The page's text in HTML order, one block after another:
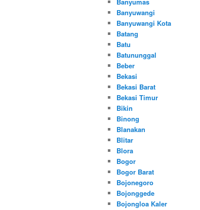
Banyuwangi
Banyuwangi Kota
Batang
Batu
Batununggal
Beber
Bekasi
Bekasi Barat
Bekasi Timur
Bikin
Binong
Blanakan
Blitar
Blora
Bogor
Bogor Barat
Bojonegoro
Bojonggede
Bojongloa Kaler